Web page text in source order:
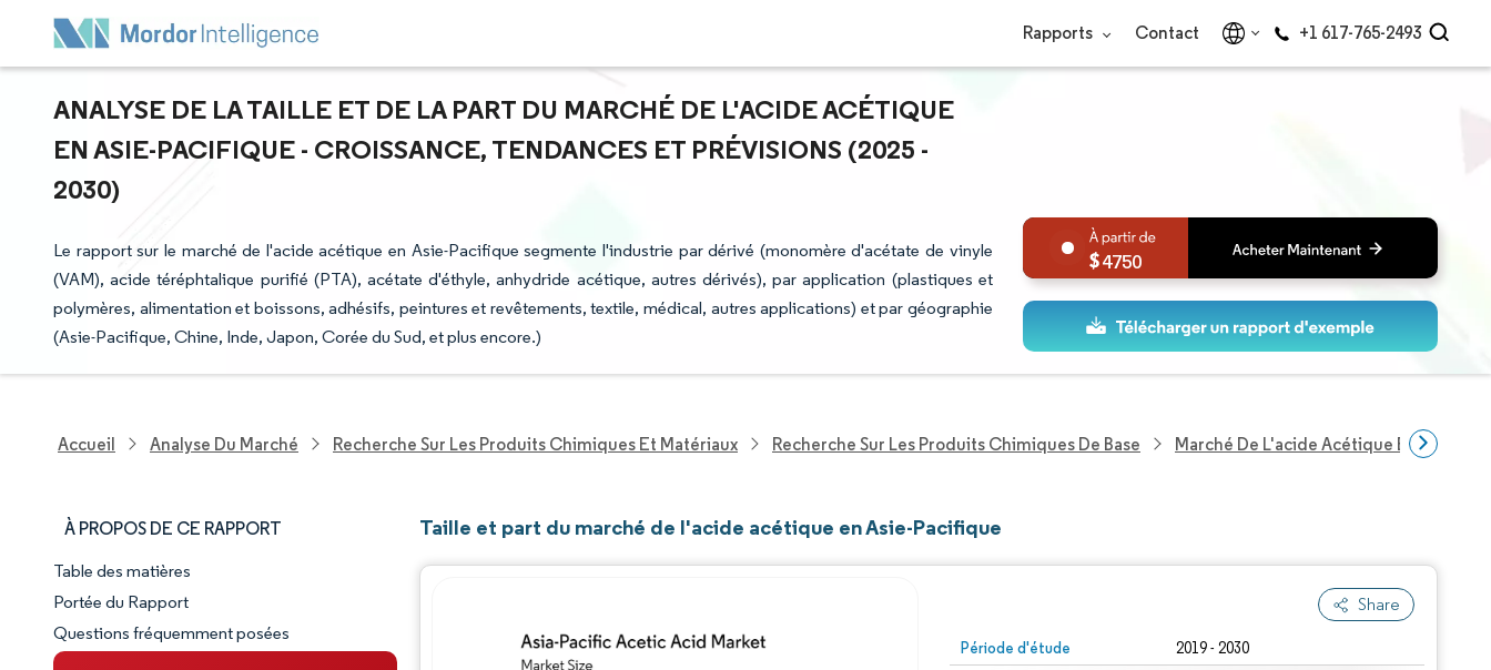
Rapports Contact +1 617-765-2493
ANALYSE DE LA TAILLE ET DE LA PART DU MARCHÉ DE L'ACIDE ACÉTIQUE
EN ASIE-PACIFIQUE - CROISSANCE, TENDANCES ET PRÉVISIONS (2025 -
2030)
Le rapport sur le marché de l'acide acétique en Asie-Pacifique segmente l'industrie par dérivé (monomère d'acétate de vinyle
(VAM), acide téréphtalique purifié (PTA), acétate d'éthyle, anhydride acétique, autres dérivés), par application (plastiques et
polymères, alimentation et boissons, adhésifs, peintures et revêtements, textile, médical, autres applications) et par géographie
(Asie-Pacifique, Chine, Inde, Japon, Corée du Sud, et plus encore.)
4750
Accueil Analyse Du Marché Recherche Sur Les Produits Chimiques Et Matériaux Recherche Sur Les Produits Chimiques De Base Marché De L'acide Acétique En Asie-
À PROPOS DE CE RAPPORT
Aperçu du marché
VUE D’ENSEMBLE DU MARCHÉ
Table des matières
Portée du Rapport
Questions fréquemment posées
Taille et part du marché de l'acide acétique en Asie-Pacifique
Share
Période d'étude 2019 - 2030